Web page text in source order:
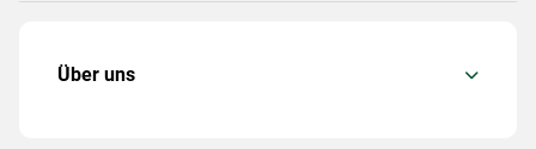
Über uns